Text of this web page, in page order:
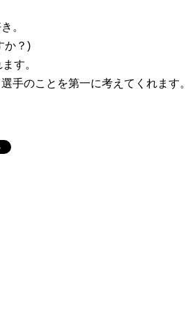
。
か？)
す。
手のことを第一に考えてくれます。